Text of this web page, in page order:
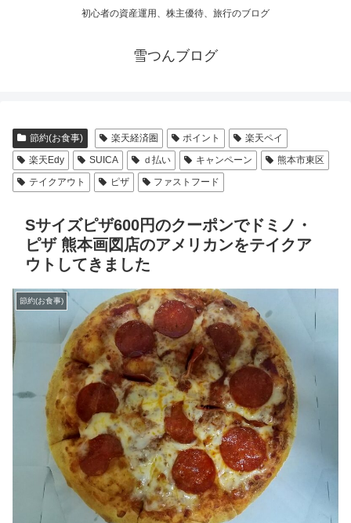
初心者の資産運用、株主優待、旅行のブログ
雪つんブログ
節約(お食事) 楽天経済圏 ポイント
楽天ペイ
楽天Edy
SUICA ｄ払い キャンペーン
熊本市東区
テイクアウト
ピザ ファストフード
Sサイズピザ600円のクーポンでドミノ・
ピザ 熊本画図店のアメリカンをテイクア
ウトしてきました
節約(お食事)